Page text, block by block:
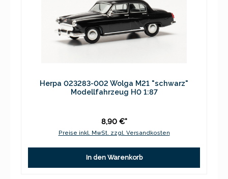
Herpa 023283-002 Wolga M21 "schwarz"
Modellfahrzeug H0 1:87
8,90 €*
Preise inkl. MwSt. zzgl. Versandkosten
In den Warenkorb